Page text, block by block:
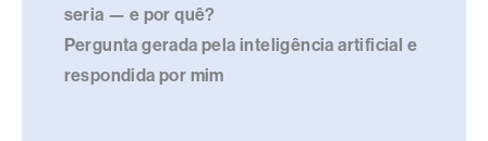
seria — e por quê?
Pergunta gerada pela inteligência artificial e
respondida por mim